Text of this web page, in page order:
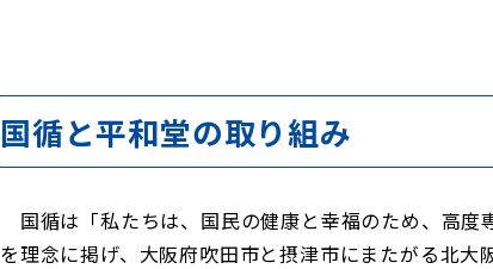
国循と平和堂の取り組み
国循は「私たちは、国民の健康と幸福のため、高度
を理念に掲げ、大阪府吹田市と摂津市にまたがる北